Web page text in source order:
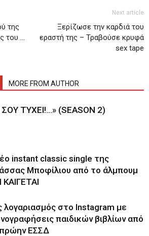
της
του …
Next article
Ξερίζωσε την καρδιά του
εραστή της – Τραβούσε κρυφά
sex tape
MORE FROM AUTHOR
ΤΥΧΕΙ!…» (SEASON 2)
instant classic single της
Μποφίλιου από το άλμπουμ
ΚΑΙΓΕΤΑΙ
λογαριασμός στο Instagram με
παιδικών βιβλίων από
ΕΣΣΔ